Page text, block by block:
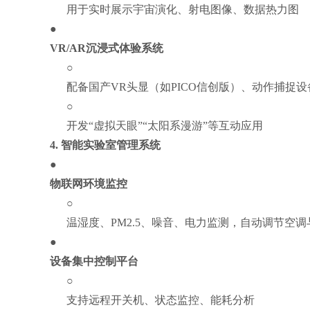
用于实时展示宇宙演化、射电图像、数据热力图
●
VR/AR沉浸式体验系统
○
配备国产VR头显（如PICO信创版）、动作捕捉设
○
开发“虚拟天眼”“太阳系漫游”等互动应用
4. 智能实验室管理系统
●
物联网环境监控
○
温湿度、PM2.5、噪音、电力监测，自动调节空调
●
设备集中控制平台
○
支持远程开关机、状态监控、能耗分析